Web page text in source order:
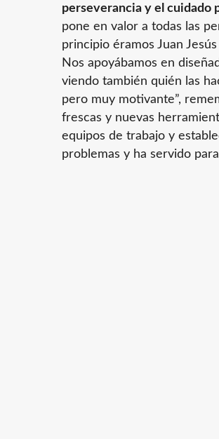
perseverancia y el cuidado
pone en valor a todas las
principio éramos Juan
Nos apoyábamos en
viendo también quién las
pero muy motivante”,
frescas y nuevas
equipos de trabajo y
problemas y ha servido